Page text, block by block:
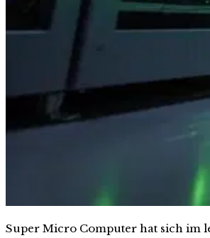
Super Micro Computer hat sich im